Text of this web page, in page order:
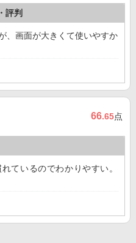
評判
、画面が大きくて使いやすか
66.65点
ているのでわかりやすい。